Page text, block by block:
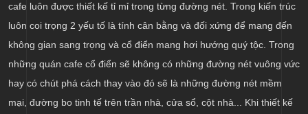
cafe luôn được thiết kế tỉ mỉ trong từng đường nét. Trong kiến trúc
luôn coi trọng 2 yếu tố là tính cân bằng và đối xứng để mang đến
không gian sang trọng và cổ điển mang hơi hướng quý tộc. Trong
những quán cafe cổ điển sẽ không có những đường nét vuông vức
hay có chút phá cách thay vào đó sẽ là những đường nét mềm
mại, đường bo tinh tế trên trần nhà, cửa sổ, cột nhà... Khi thiết kế